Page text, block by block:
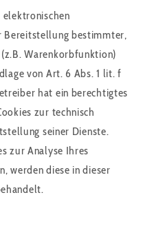
Bereitstellung bestimmter,
Warenkorbfunktion)
von Art. 6 Abs. 1 lit. f
hat ein berechtigtes
zur technisch
seiner Dienste.
zur Analyse Ihres
werden diese in dieser